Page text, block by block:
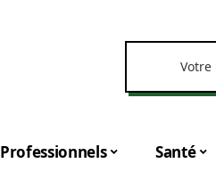
Professionnels Santé